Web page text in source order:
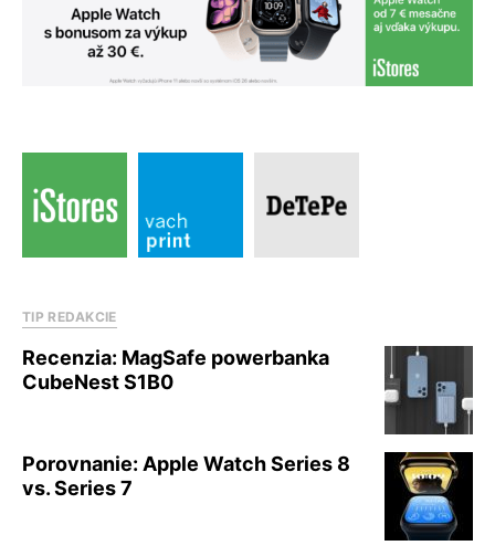
TIP REDAKCIE
Recenzia: MagSafe powerbanka
CubeNest S1B0
Porovnanie: Apple Watch Series 8
vs. Series 7